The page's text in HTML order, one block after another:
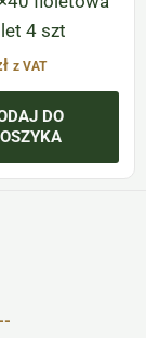
4 szt
z VAT
DO